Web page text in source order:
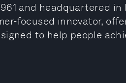
and headquartered in
focused innovator,
to help people